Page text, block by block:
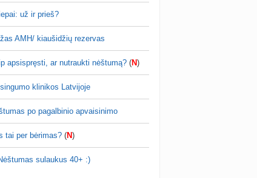
už ir prieš?
AMH/ kiaušidžių rezervas
apsispręsti, ar nutraukti nėštumą? (N)
klinikos Latvijoje
po pagalbinio apvaisinimo
tai per bėrimas? (N)
sulaukus 40+ :)